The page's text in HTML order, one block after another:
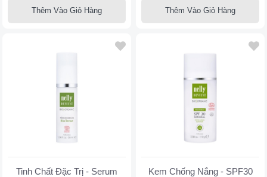
Thêm Vào Giỏ Hàng Thêm Vào Giỏ Hàng
Tinh Chất Đặc Trị - Serum
Kem Chống Nắng - SPF30